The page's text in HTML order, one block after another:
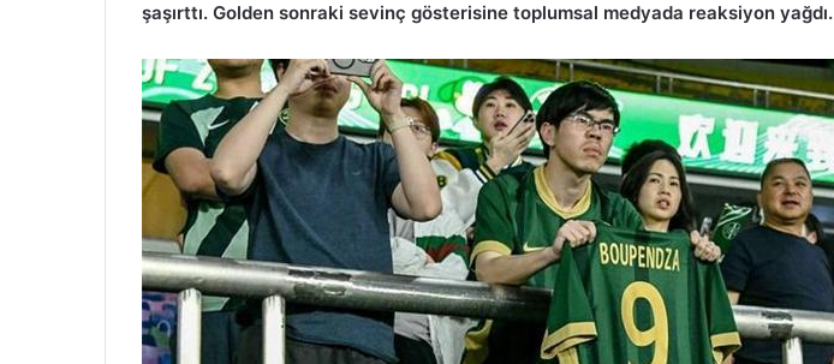
şaşırttı. Golden sonraki sevinç gösterisine toplumsal medyada reaksiyon yağdı.